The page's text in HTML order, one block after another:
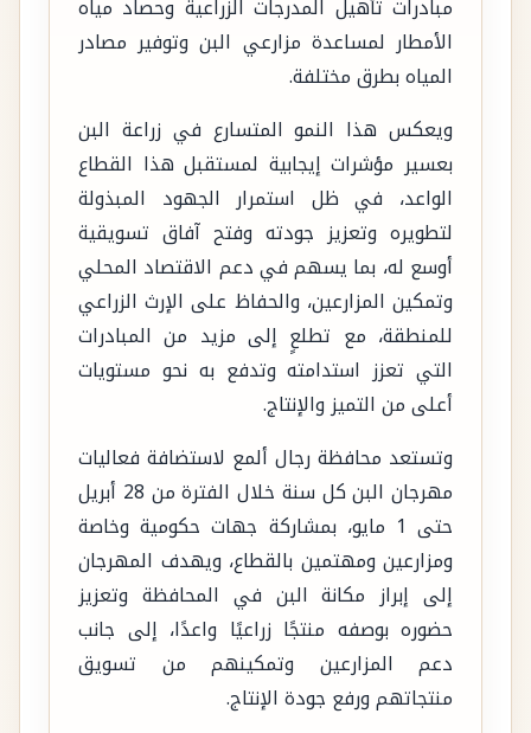
مبادرات تأهيل المدرجات الزراعية وحصاد مياه
الأمطار لمساعدة مزارعي البن وتوفير مصادر
المياه بطرق مختلفة.
ويعكس هذا النمو المتسارع في زراعة البن
بعسير مؤشرات إيجابية لمستقبل هذا القطاع
الواعد، في ظل استمرار الجهود المبذولة
لتطويره وتعزيز جودته وفتح آفاق تسويقية
أوسع له، بما يسهم في دعم الاقتصاد المحلي
وتمكين المزارعين، والحفاظ على الإرث الزراعي
للمنطقة، مع تطلعٍ إلى مزيد من المبادرات
التي تعزز استدامته وتدفع به نحو مستويات
أعلى من التميز والإنتاج.
وتستعد محافظة رجال ألمع لاستضافة فعاليات
مهرجان البن كل سنة خلال الفترة من 28 أبريل
حتى 1 مايو، بمشاركة جهات حكومية وخاصة
ومزارعين ومهتمين بالقطاع، ويهدف المهرجان
إلى إبراز مكانة البن في المحافظة وتعزيز
حضوره بوصفه منتجًا زراعيًا واعدًا، إلى جانب
دعم المزارعين وتمكينهم من تسويق
منتجاتهم ورفع جودة الإنتاج.